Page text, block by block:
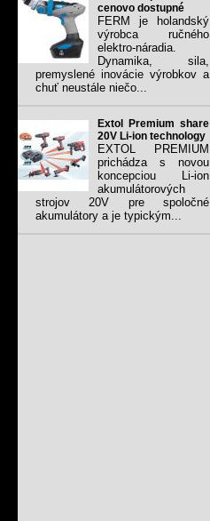
cenovo dostupné
FERM je holandský
výrobca ručného
elektro-náradia.
Dynamika, sila,
premyslené inovácie výrobkov a
chuť neustále niečo...
Extol Premium share
20V Li-ion technology
EXTOL PREMIUM
prichádza s novou
koncepciou Li-ion
akumulátorových
strojov 20V pre spoločné
akumulátory a je typickým...